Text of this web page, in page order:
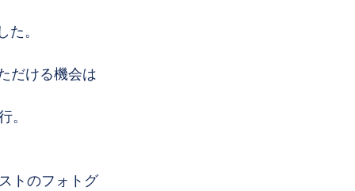
。
だける機会は
。
トのフォトグ